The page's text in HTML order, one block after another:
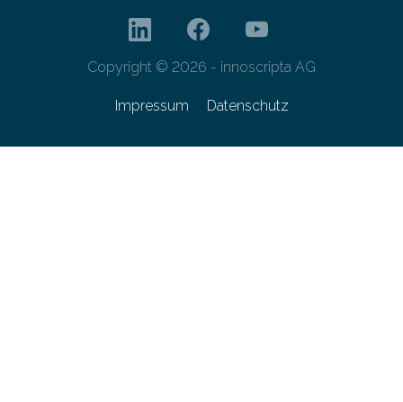
Copyright © 2026 - innoscripta AG
Impressum Datenschutz